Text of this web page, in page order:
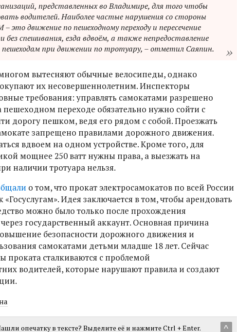
представленных во Владимире, для того чтобы
водителей. Наиболее частые нарушения со стороны
это движение по пешеходному переходу и пересечение
без спешивания, езда вдвоём, а также непредоставление
при движении по тротуару, – отметил Саяпин.
вытесняют обычные велосипеды, однако
их несовершеннолетним. Инспекторы
требования: управлять самокатами разрешено
пешеходном переходе обязательно нужно сойти с
дорогу пешком, ведя его рядом с собой. Проезжать
запрещено правилами дорожного движения.
вдвоем на одном устройстве. Кроме того, для
мощнее 250 ватт нужны права, а выезжать на
наличии тротуара нельзя.
о том, что прокат электросамокатов по всей России
«Госуслугам». Идея заключается в том, чтобы арендовать
можно было только после прохождения
государственный аккаунт. Основная причина
безопасности дорожного движения и
самокатами детьми младше 18 лет. Сейчас
проката сталкиваются с проблемой
водителей, которые нарушают правила и создают
^
опечатку в тексте? Выделите её и нажмите Ctrl + Enter.